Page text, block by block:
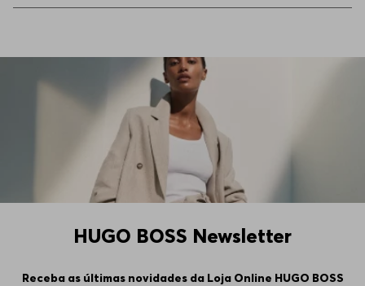
110 Indisponível
115 Indisponível
130
HUGO BOSS Newsletter
Receba as últimas novidades da Loja Online HUGO BOSS